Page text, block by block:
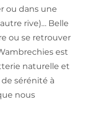
ou dans une
rive)… Belle
ou se retrouver
est
naturelle et
sérénité à
nous